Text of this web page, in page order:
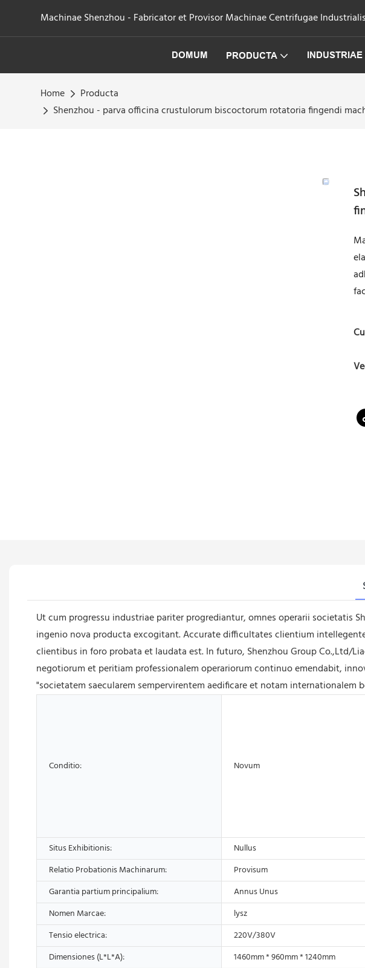
Machinae Shenzhou - Fabricator et Provisor Machinae Centrifugae
DOMUM PRODUCTA
Home
Producta
Shenzhou - parva officina crustulorum biscoctorum rotatoria fingendi
Ut cum progressu industriae pariter progrediantur, omnes operarii societatis
ingenio nova producta excogitant. Accurate difficultates clientium
clientibus in foro probata et laudata est. In futuro, Shenzhou Group Co.,Ltd/
negotiorum et peritiam professionalem operariorum continuo emendabit,
"societatem saecularem sempervirentem aedificare et notam
Conditio: Novum
Situs Exhibitionis:
Nullus
Relatio Probationis Machinarum:
Provisum
Garantia partium principalium:
Annus Unus
Nomen Marcae:
lysz
Tensio electrica:
220V/380V
Dimensiones (L*L*A):
1460mm * 960mm * 1240mm